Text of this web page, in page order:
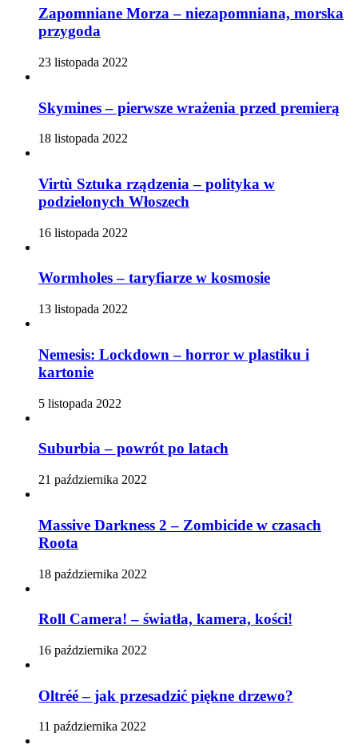
Zapomniane Morza – niezapomniana, morska
przygoda
23 listopada 2022
Skymines – pierwsze wrażenia przed premierą
18 listopada 2022
Virtù Sztuka rządzenia – polityka w
podzielonych Włoszech
16 listopada 2022
Wormholes – taryfiarze w kosmosie
13 listopada 2022
Nemesis: Lockdown – horror w plastiku i
kartonie
5 listopada 2022
Suburbia – powrót po latach
21 października 2022
Massive Darkness 2 – Zombicide w czasach
Roota
18 października 2022
Roll Camera! – światła, kamera, kości!
16 października 2022
Oltréé – jak przesadzić piękne drzewo?
11 października 2022